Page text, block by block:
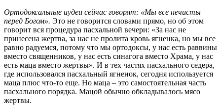
Ортодоксальные иудеи сейчас говорят: «Мы все нечисты
перед Богом». Это не говорится словами прямо, но об этом
говорит вся процедура пасхальной вечери: «За нас не
принесена жертва, за нас не пролита кровь ягненка, но мы все
равно радуемся, потому что мы ортодоксы, у нас есть раввины
вместо священников, у нас есть синагога вместо Храма, у нас
есть маца вместо жертвы». И в тех частях пасхального седера,
где использовался пасхальный ягненок, сегодня используется
маца плюс что-то еще. Но маца – это самостоятельная часть
пасхального порядка. Мацой обычно обкладывалось мясо
жертвы.